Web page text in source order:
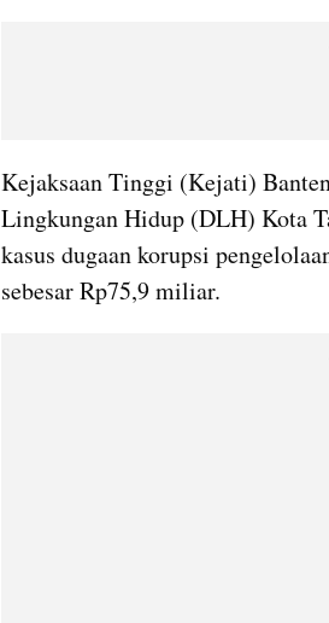
Kejaksaan Tinggi (Kejati)
Lingkungan Hidup (DLH) Kota
kasus dugaan korupsi
sebesar Rp75,9 miliar.